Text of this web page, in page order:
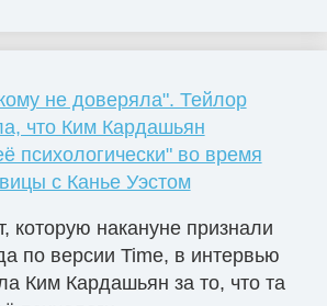
не доверяла". Тейлор
что Ким Кардашьян
психологически" во время
с Канье Уэстом
которую накануне признали
по версии Time, в интервью
Ким Кардашьян за то, что та